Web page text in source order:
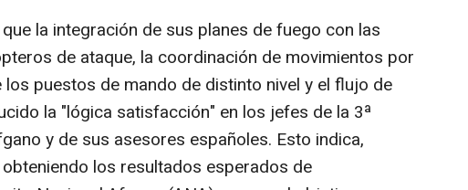
la integración de sus planes de fuego con las
de ataque, la coordinación de movimientos por
puestos de mando de distinto nivel y el flujo de
la "lógica satisfacción" en los jefes de la 3ª
y de sus asesores españoles. Esto indica,
los resultados esperados de